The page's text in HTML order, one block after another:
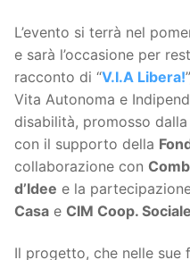
L’evento si terrà nel
e sarà l’occasione per
racconto di “V.I.A Libera!
Vita Autonoma e
disabilità, promosso
con il supporto della
collaborazione con
d’Idee e la
Casa e CIM Coop. Sociale
Il progetto, che nelle sue